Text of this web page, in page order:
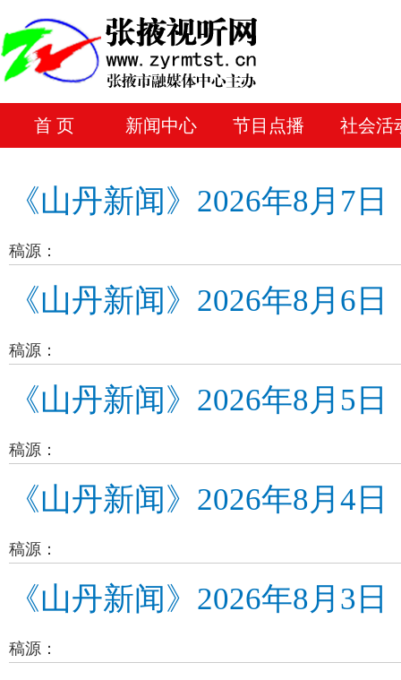
首 页 新闻中心 节目点播 社会活
《山丹新闻》2026年8月7日
稿源：
《山丹新闻》2026年8月6日
稿源：
《山丹新闻》2026年8月5日
稿源：
《山丹新闻》2026年8月4日
稿源：
《山丹新闻》2026年8月3日
稿源：